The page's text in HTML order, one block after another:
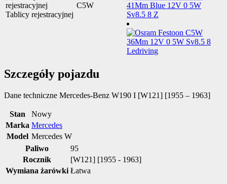
Tablicy rejestracyjnej
C5W
Szczegóły pojazdu
Dane techniczne Mercedes-Benz W190 I [W121] [1955 – 1963]
Stan
Nowy
Marka Mercedes
Model Mercedes W
Paliwo
95
Rocznik
[W121] [1955 - 1963]
Wymiana żarówki Łatwa